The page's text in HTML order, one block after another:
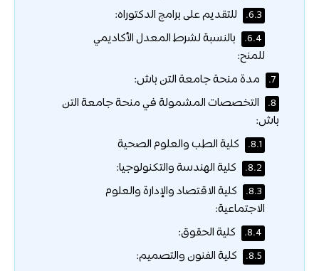
6.3. للتقديم على برامج الدكتوراه:
6.4.
بالنسبة لشرط المعدل الأكاديمي
للمنح:
7. مدة منحة جامعة التن باش:
8.
التخصصات المشمولة في منحة جامعة التن
باش:
8.1. كلية الطب والعلوم الصحية
8.2. كلية الهندسة والتكنولوجيا:
8.3.
كلية الاقتصاد والإدارة والعلوم
الاجتماعية:
8.4. كلية الحقوق:
8.5. كلية الفنون والتصميم: